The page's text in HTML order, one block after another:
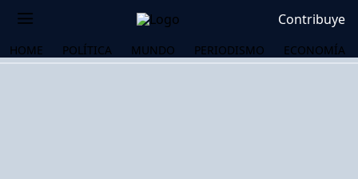
Contribuye
HOME POLÍTICA MUNDO PERIODISMO ECONOMÍA